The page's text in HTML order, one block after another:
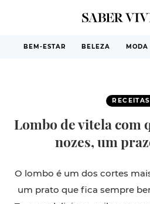
BEM-ESTAR BELEZA MODA
RECEITAS
Lombo de vitela com
nozes, um
O lombo é um dos cortes
um prato que fica sempre